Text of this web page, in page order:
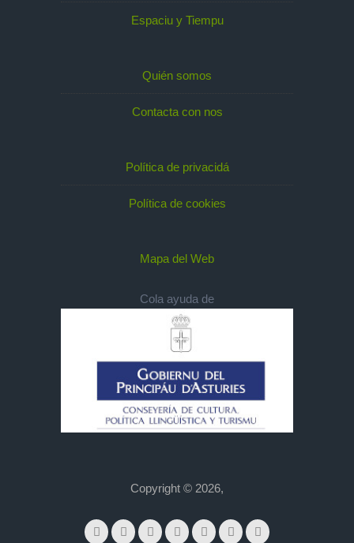
Espaciu y Tiempu
Quién somos
Contacta con nos
Política de privacidá
Política de cookies
Mapa del Web
Cola ayuda de
Copyright © 2026,